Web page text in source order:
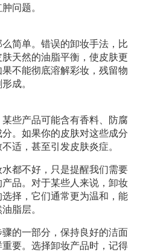
问题。
么简单。错误的卸妆手法，比
天然的油脂平衡，使皮肤更
不能彻底溶解彩妆，残留物
成。
些产品可能含有香料、防腐
。如果你的皮肤对这些成分
适，甚至引发皮肤炎症。
都不好，只是提醒我们需要
品。对于某些人来说，卸妆
择，它们通常更为温和，能
脂层。
的一部分，保持良好的洁面
要。选择卸妆产品时，记得